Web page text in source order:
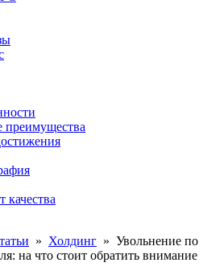
преимущества
» Холдинг » Увольнение по
на что стоит обратить внимание